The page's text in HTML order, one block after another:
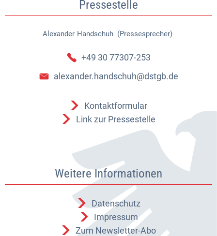
Pressestelle
Alexander Handschuh (Pressesprecher)
Alexander Handschuh
+49 30 77307-253
alexander.handschuh@dstgb.de
Kontaktformular
Link zur Pressestelle
Weitere Informationen
Datenschutz
Impressum
Zum Newsletter-Abo